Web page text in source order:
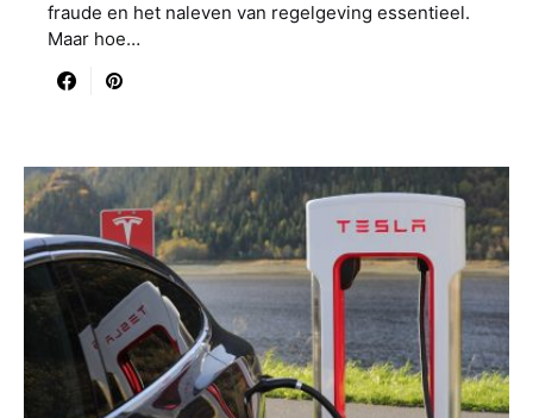
fraude en het naleven van regelgeving essentieel.
Maar hoe…